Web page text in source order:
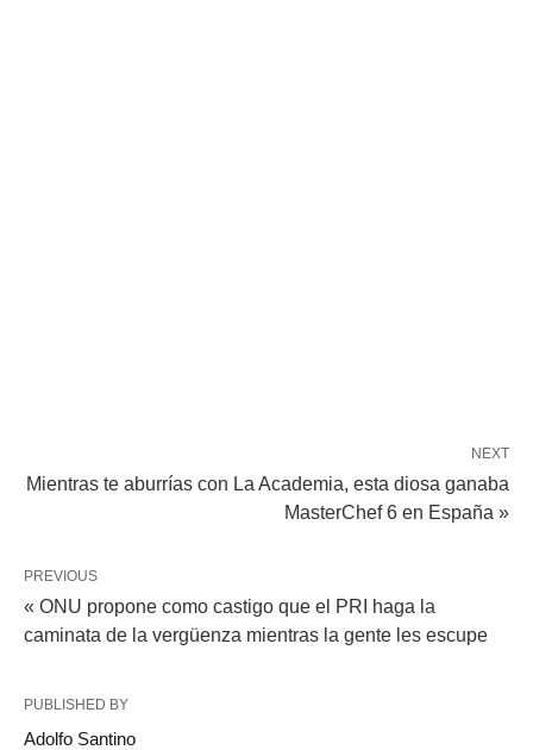
NEXT
Mientras te aburrías con La Academia, esta diosa ganaba
MasterChef 6 en España »
PREVIOUS
« ONU propone como castigo que el PRI haga la
caminata de la vergüenza mientras la gente les escupe
PUBLISHED BY
Adolfo Santino